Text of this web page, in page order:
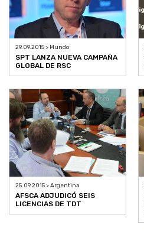
29.09.2015 > Mundo
SPT LANZA NUEVA CAMPAÑA
GLOBAL DE RSC
25.09.2015 > Argentina
AFSCA ADJUDICÓ SEIS
LICENCIAS DE TDT